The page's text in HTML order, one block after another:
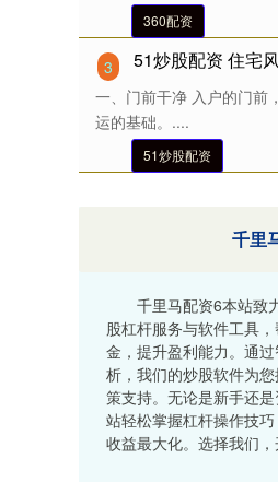
360配资
3 51炒股配资 住宅
一、门前干净 入户的门前
运的基础。....
51炒股配资
千里
千里马配资6本站致
股杠杆服务与软件工具
金，提升盈利能力。通
析，我们的炒股软件为
策支持。无论是新手还
站轻松掌握杠杆操作技
收益最大化。选择我们